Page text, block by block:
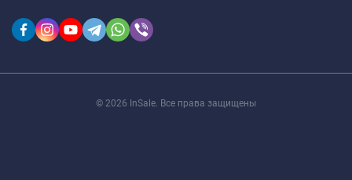
© 2026 InSale. Все права защищены